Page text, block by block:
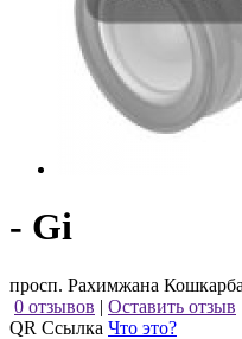
- Gi
просп. Рахимжана
0 отзывов | Оставить отзыв
QR Ссылка Что это?